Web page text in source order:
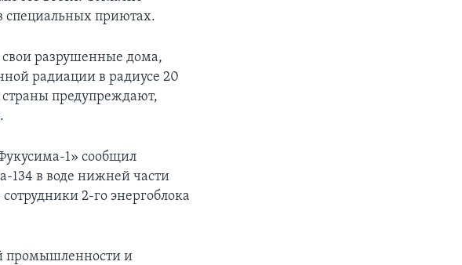
специальных приютах.
разрушенные дома,
радиации в радиусе 20
предупреждают,
1» сообщил
134 в воде нижней части
2-го энергоблока
промышленности и